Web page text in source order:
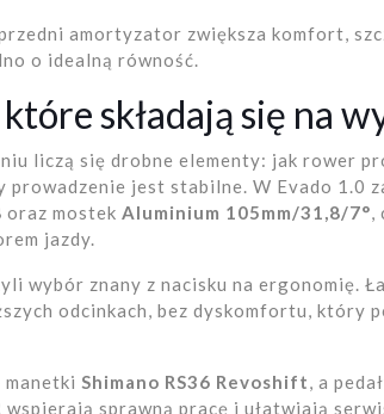
amortyzator zwiększa komfort,
o idealną równość.
składają się na
liczą się drobne elementy: jak rower
prowadzenie jest stabilne. W Evado 1.0
oraz mostek Aluminium 105mm/31,8/7°,
jazdy.
wybór znany z nacisku na ergonomię.
odcinkach, bez dyskomfortu, który
manetki Shimano RS36 Revoshift, a
wspierają sprawną pracę i ułatwiają